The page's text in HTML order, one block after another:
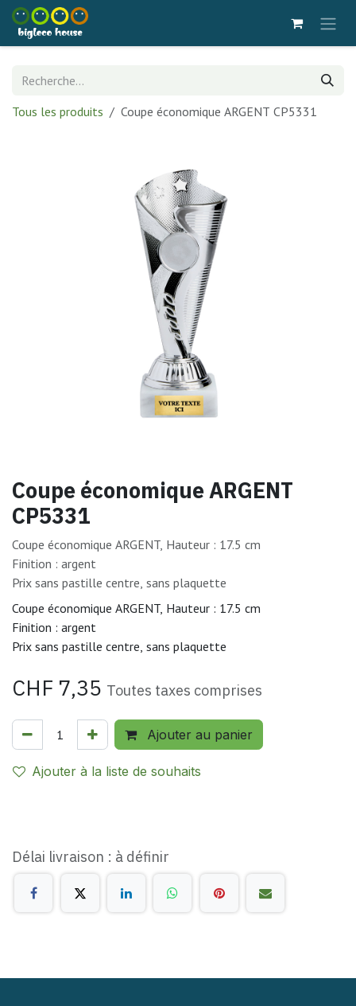
Se rendre au contenu
Tous les produits Coupe économique ARGENT CP5331
Coupe économique ARGENT
CP5331
Coupe économique ARGENT, Hauteur : 17.5 cm
Finition : argent
Prix sans pastille centre, sans plaquette
Coupe économique ARGENT, Hauteur : 17.5 cm
Finition : argent
Prix sans pastille centre, sans plaquette
CHF 7,35 Toutes taxes comprises
Ajouter au panier
Ajouter à la liste de souhaits
Délai livraison : à définir